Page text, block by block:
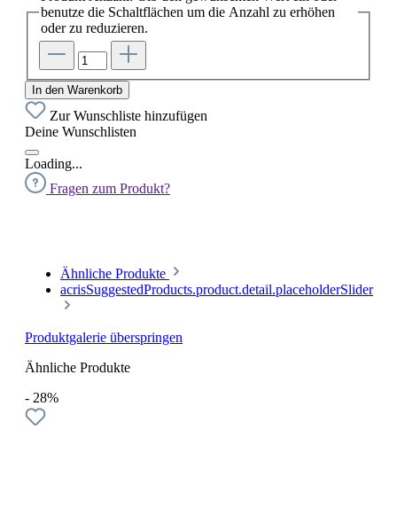
benutze die Schaltflächen um die Anzahl zu erhöhen
oder zu reduzieren.
In den Warenkorb
Zur Wunschliste hinzufügen
Deine Wunschlisten
Loading...
Fragen zum Produkt?
Ähnliche Produkte
acrisSuggestedProducts.product.detail.placeholderSlider
Produktgalerie überspringen
Ähnliche Produkte
- 28%